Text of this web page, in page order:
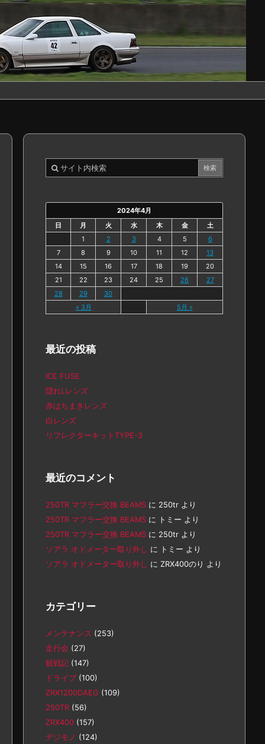
2024年4月
日
月 火 水 木 金 土
« 3月 5月 »
1 2 3 4 5
6
7
8 9 10 11 12
13
14
15 16 17 18 19
20
21
22 23 24 25 26
27
28
29 30
最近の投稿
ICE FUSE
隠れLレンズ
赤はちまきレンズ
白レンズ
リフレクターキットTYPE-3
最近のコメント
250TR マフラー交換 BEAMS に 250tr より
250TR マフラー交換 BEAMS に トミー より
250TR マフラー交換 BEAMS に 250tr より
ソアラ オドメーター取り外し に トミー より
ソアラ オドメーター取り外し に ZRX400のり より
カテゴリー
メンテナンス (253)
走行会 (27)
観戦記 (147)
ドライブ (100)
ZRX1200DAEG (109)
250TR (56)
ZRX400 (157)
デジモノ (124)